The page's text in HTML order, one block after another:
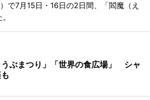
で7月15日・16日の2日間、「閻魔（え
ぶまつり」「世界の食広場」 シャ